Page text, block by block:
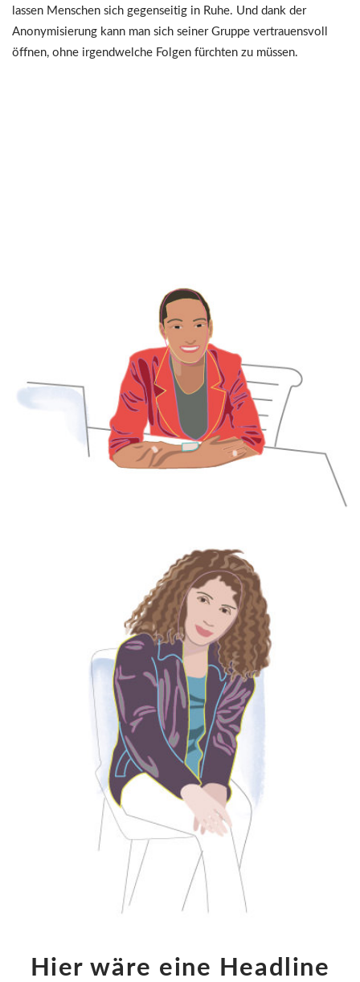
lassen Menschen sich gegenseitig in Ruhe. Und dank der
Anonymisierung kann man sich seiner Gruppe vertrauensvoll
öffnen, ohne irgendwelche Folgen fürchten zu müssen.
Hier wäre eine Headline